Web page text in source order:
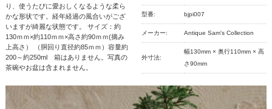
り、使うたびに愛おしくなるような柔ら
かな形状です。経年経過の風合いがござ
いますが綺麗な状態です。 サイズ：約
130ｍｍ×約110ｍｍ×高さ約90ｍｍ(摘み
上高さ） （胴回り直径約85ｍｍ）容量約
200～約250ml 箱はありません。写真の
茶碗やお盆は含まれません。
型番: bjpi007
メーカー: Antique Sam's Collection
外寸法:
幅130mm × 奥行110mm × 高
さ90mm